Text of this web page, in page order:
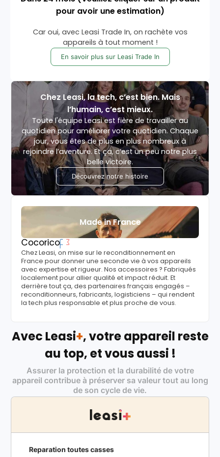
pour avoir une estimation)
Car oui, avec Leasi Trade In, on rachète vos
appareils à tout moment !
En savoir plus sur Leasi Trade In
Chez Leasi, la tech, c’est bien. Mais
l’humain, c’est mieux.
Toute l'équipe Leasi est fière de travailler au
quotidien pour améliorer votre quotidien. Chaque
jour, vous êtes de plus en plus nombreux à
rejoindre l’aventure. Et ça, c’est un peu notre plus
belle victoire.
Découvrez notre histoire
Made in France
Cocorico
Chez Leasi, on mise sur le reconditionnement en
France pour donner une seconde vie à vos appareils
avec expertise et rigueur. Nos accessoires ? Fabriqués
localement pour allier qualité et impact réduit. Et
derrière tout ça, des partenaires français engagés –
reconditionneurs, fabricants, logisticiens – qui rendent
la tech plus responsable et plus proche de vous.
Avec Leasi+, votre appareil reste
au top, et vous aussi !
Assurer la protection et la durabilité de votre
appareil contribue à préserver sa valeur tout au long
de son cycle de vie.
Reparation toutes casses